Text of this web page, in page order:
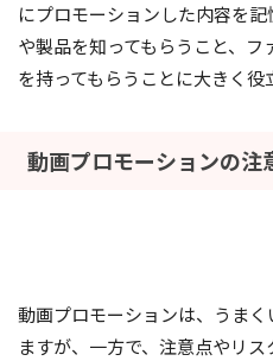
にプロモーションした内容を
や製品を知ってもらうこと、
を持ってもらうことに大きく役
動画プロモーションの注
動画プロモーションは、うま
ますが、一方で、注意点やリ